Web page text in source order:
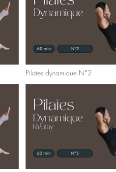
Pilates dynamique N°2